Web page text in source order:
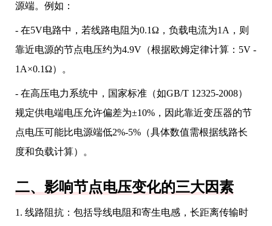
源端。例如：
- 在5V电路中，若线路电阻为0.1Ω，负载电流为1A，则
靠近电源的节点电压约为4.9V（根据欧姆定律计算：5V -
1A×0.1Ω）。
- 在高压电力系统中，国家标准（如GB/T 12325-2008）
规定供电端电压允许偏差为±10%，因此靠近变压器的节
点电压可能比电源端低2%-5%（具体数值需根据线路长
度和负载计算）。
二、影响节点电压变化的三大因素
1. 线路阻抗：包括导线电阻和寄生电感，长距离传输时